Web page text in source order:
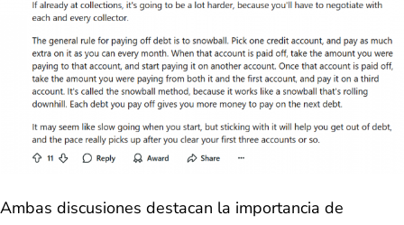
Ambas discusiones destacan la importancia de